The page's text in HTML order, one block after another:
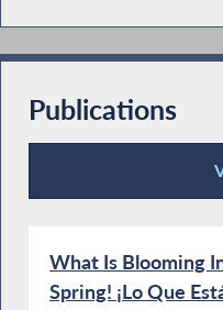
Publications
Publications
What Is Blooming
Spring! ¡Lo Que